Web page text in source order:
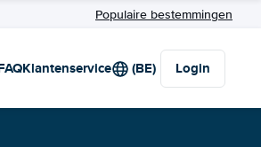
Populaire bestemmingen
Klantenservice (BE) Login